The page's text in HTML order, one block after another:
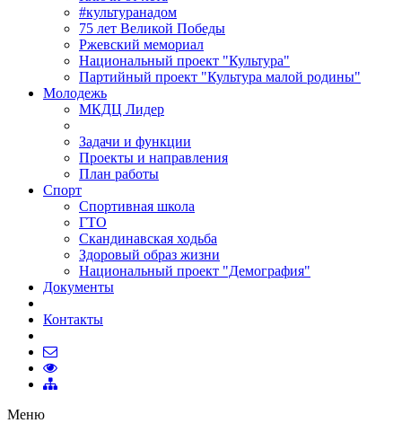
#культуранадом
75 лет Великой Победы
Ржевский мемориал
Национальный проект "Культура"
Партийный проект "Культура малой родины"
Молодежь
МКДЦ Лидер
Задачи и функции
Проекты и направления
План работы
Спорт
Спортивная школа
ГТО
Скандинавская ходьба
Здоровый образ жизни
Национальный проект "Демография"
Документы
Контакты
Меню